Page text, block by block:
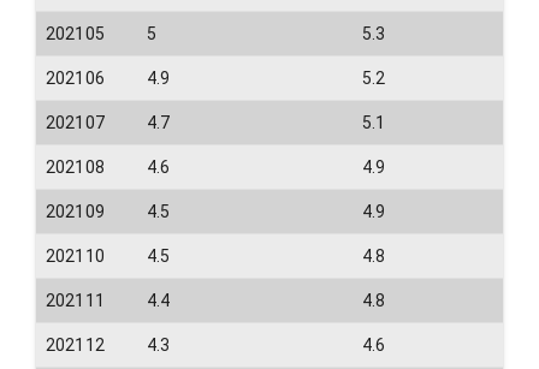
202105 5 5.3
202106 4.9 5.2
202107 4.7 5.1
202108 4.6 4.9
202109 4.5 4.9
202110 4.5 4.8
202111 4.4 4.8
202112 4.3 4.6